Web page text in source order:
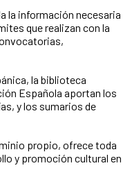
la información necesaria
que realizan con la
la biblioteca
Española aportan los
y los sumarios de
propio, ofrece toda
y promoción cultural en